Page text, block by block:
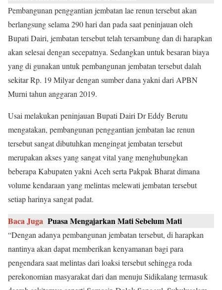
Pembangunan penggantian jembatan lae renun tersebut akan
berlangsung selama 290 hari dan pada saat peninjauan oleh
Bupati Dairi, jembatan tersebut telah tersambung dan di harapkan
akan selesai dengan secepatnya. Sedangkan untuk besaran biaya
yang di gunakan untuk pembangunan jembatan tersebut dalah
sekitar Rp. 19 Milyar dengan sumber dana yakni dari APBN
Murni tahun anggaran 2019.
Usai melakukan peninjauan Bupati Dairi Dr Eddy Berutu
mengatakan, pembangunan penggantian jembatan lae renun
tersebut sangat dibutuhkan mengingat jembatan tersebut
merupakan akses yang sangat vital yang menghubungkan
beberapa Kabupaten yakni Aceh serta Pakpak Bharat dimana
volume kendaraan yang melintas melewati jembatan tersebut
setiap harinya sangat padat.
Baca Juga Puasa Mengajarkan Mati Sebelum Mati
“Dengan adanya pembangunan jembatan tersebut, di harapkan
nantinya akan dapat memberikan kenyamanan bagi para
pengendara saat melintas dari loaksi tersebut sehingga roda
perekonomian masyarakat dari dan menuju Sidikalang termasuk